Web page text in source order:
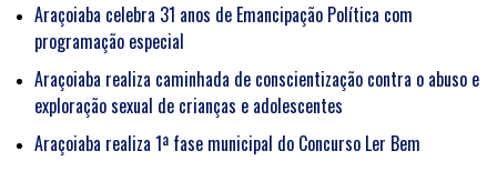
Araçoiaba celebra 31 anos de Emancipação Política com
programação especial
Araçoiaba realiza caminhada de conscientização contra o abuso e
exploração sexual de crianças e adolescentes
Araçoiaba realiza 1ª fase municipal do Concurso Ler Bem